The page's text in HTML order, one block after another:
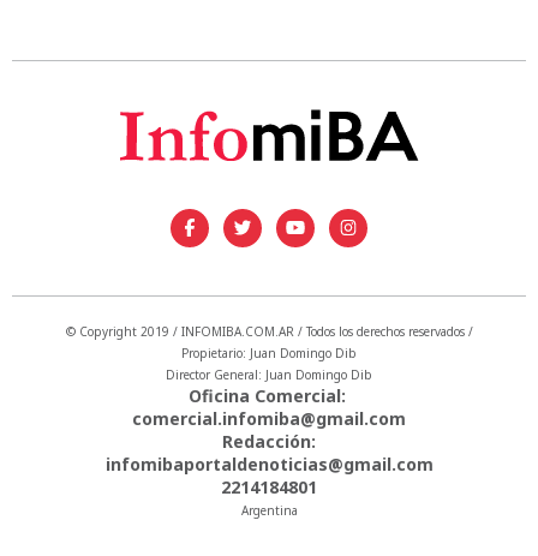
© Copyright 2019 / INFOMIBA.COM.AR / Todos los derechos reservados /
Propietario: Juan Domingo Dib
Director General: Juan Domingo Dib
Oficina Comercial:
comercial.infomiba@gmail.com
Redacción:
infomibaportaldenoticias@gmail.com
2214184801
Argentina